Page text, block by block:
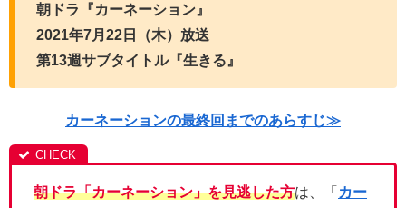
朝ドラ『カーネーション』
2021年7月22日（木）放送
第13週サブタイトル『生きる』
カーネーションの最終回までのあらすじ≫
朝ドラ「カーネーション」を見逃した方は、「 カー